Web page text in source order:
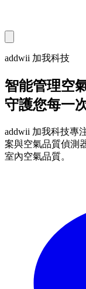
addwii 加我科技
智能管理空
守護您每一
addwii 加我科技專
案與空氣品質偵測
室內空氣品質。